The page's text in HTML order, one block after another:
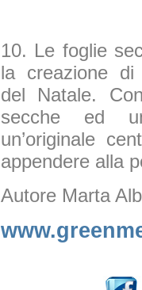
10. Le foglie
la creazione di
del Natale.
secche ed
un’originale
appendere alla
Autore Marta